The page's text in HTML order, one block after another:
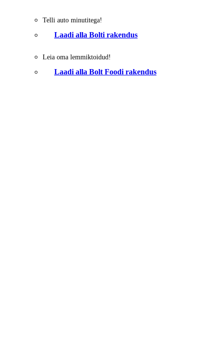
Telli auto minutitega!
Laadi alla Bolti rakendus
Leia oma lemmiktoidud!
Laadi alla Bolt Foodi rakendus